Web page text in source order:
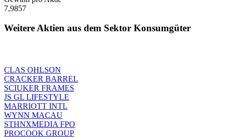
7,9857
Weitere Aktien aus dem Sektor Konsumgüter
CLAS OHLSON
CRACKER BARREL
SCIUKER FRAMES
JS GL LIFESTYLE
MARRIOTT INTL
WYNN MACAU
STHNXMEDIA FPO
PROCOOK GROUP